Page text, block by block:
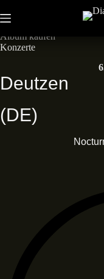
Inhalt
Neues Album • Dead End
Album kaufen
Konzerte
Deutzen
(DE)